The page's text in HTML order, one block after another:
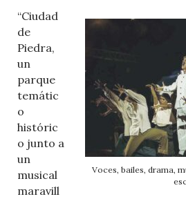
Voces, bailes, drama,
“Ciudad
de
Piedra,
un
parque
temátic
o
históric
o junto a
un
musical
maravill